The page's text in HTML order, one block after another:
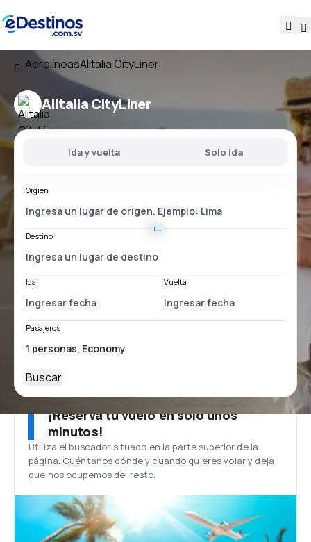
AerolíneasAlitalia CityLiner
Alitalia CityLiner
Ida y vuelta Solo ida
Orgien
Destino
Ida Vuelta
Pasajeros
Buscar
¡Reserva tu vuelo en solo unos
minutos!
Utiliza el buscador situado en la parte superior de la
página. Cuéntanos dónde y cuándo quieres volar y deja
que nos ocupemos del resto.